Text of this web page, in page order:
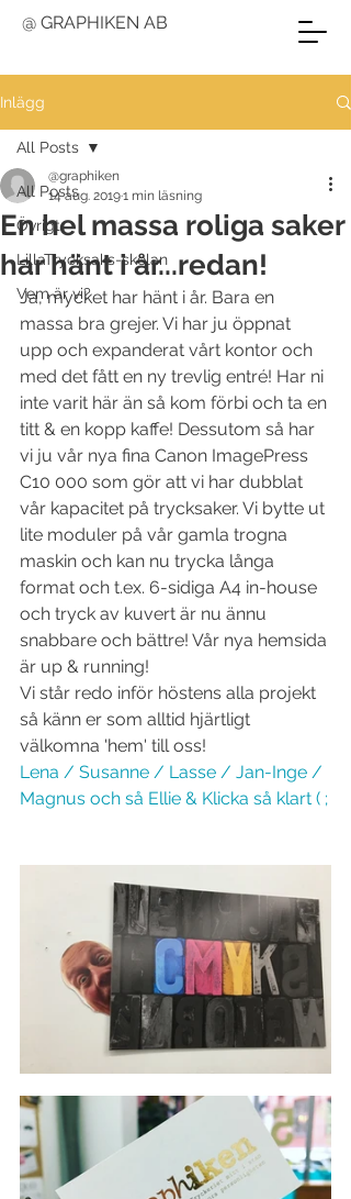
@ GRAPHIKEN AB
Inlägg
All Posts
Övrigt
LillaTrycksaks-skolan
Vem är vi?
All Posts
En hel massa roliga saker
har hänt i år...redan!
@graphiken
14 aug. 20191 min läsning
Ja, mycket har hänt i år. Bara en
massa bra grejer. Vi har ju öppnat
upp och expanderat vårt kontor och
med det fått en ny trevlig entré! Har ni
inte varit här än så kom förbi och ta en
titt & en kopp kaffe! Dessutom så har
vi ju vår nya fina Canon ImagePress
C10 000 som gör att vi har dubblat
vår kapacitet på trycksaker. Vi bytte ut
lite moduler på vår gamla trogna
maskin och kan nu trycka långa
format och t.ex. 6-sidiga A4 in-house
och tryck av kuvert är nu ännu
snabbare och bättre! Vår nya hemsida
är up & running!
Vi står redo inför höstens alla projekt
så känn er som alltid hjärtligt
välkomna 'hem' till oss!
Lena / Susanne / Lasse / Jan-Inge /
Magnus och så Ellie & Klicka så klart ( ;